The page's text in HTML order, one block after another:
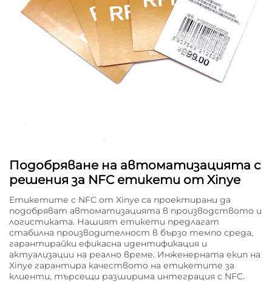
Подобряване на автоматизацията с
решения за NFC етикети от Xinye
Етикетите с NFC от Xinye са проектирани да
подобряват автоматизацията в производството и
логистиката. Нашият етикети предлагат
стабилна производителност в бързо темпо среда,
гарантирайки ефикасна идентификация и
актуализации на реално време. Инженерната екип на
Xinye гарантира качеството на етикетите за
клиенти, търсещи разширима интеграция с NFC.